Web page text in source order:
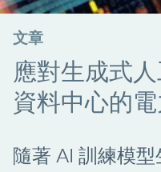
文章
應對生成式
資料中心的
隨著 AI 訓練模型